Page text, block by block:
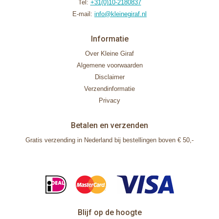
Tel: +31(0)10-2180837
E-mail: info@kleinegiraf.nl
Informatie
Over Kleine Giraf
Algemene voorwaarden
Disclaimer
Verzendinformatie
Privacy
Betalen en verzenden
Gratis verzending in Nederland bij bestellingen boven € 50,-
Blijf op de hoogte